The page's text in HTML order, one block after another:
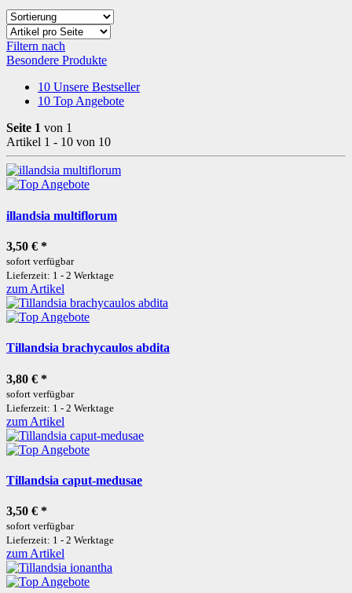
Filtern nach
Besondere Produkte
10 Unsere Bestseller
10 Top Angebote
Seite 1 von 1
Artikel 1 - 10 von 10
illandsia multiflorum
3,50 € *
sofort verfügbar
Lieferzeit: 1 - 2 Werktage
zum Artikel
Tillandsia brachycaulos abdita
3,80 € *
sofort verfügbar
Lieferzeit: 1 - 2 Werktage
zum Artikel
Tillandsia caput-medusae
3,50 € *
sofort verfügbar
Lieferzeit: 1 - 2 Werktage
zum Artikel